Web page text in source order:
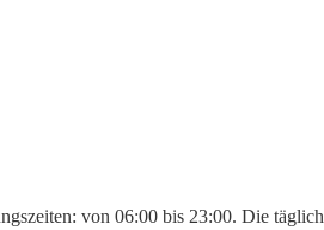
von 06:00 bis 23:00. Die